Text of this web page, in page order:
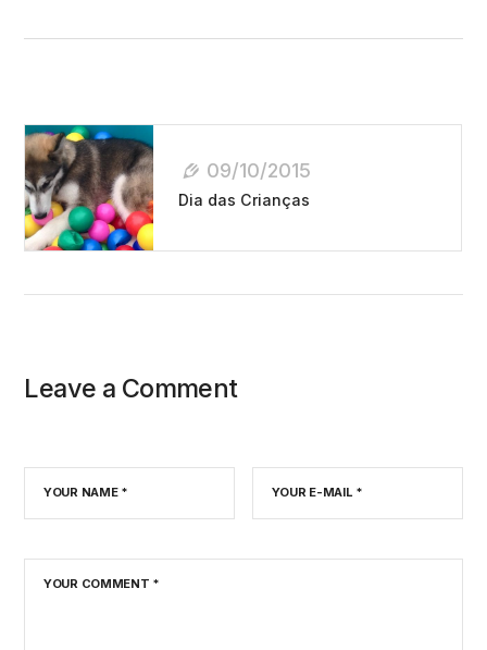
Navegação
De
Post
09/10/2015
Dia das Crianças
Leave a Comment